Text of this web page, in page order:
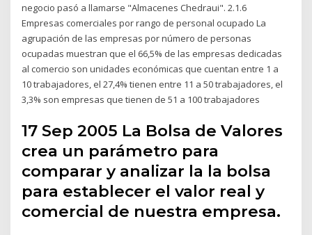
negocio pasó a llamarse "Almacenes Chedraui". 2.1.6
Empresas comerciales por rango de personal ocupado La
agrupación de las empresas por número de personas
ocupadas muestran que el 66,5% de las empresas dedicadas
al comercio son unidades económicas que cuentan entre 1 a
10 trabajadores, el 27,4% tienen entre 11 a 50 trabajadores, el
3,3% son empresas que tienen de 51 a 100 trabajadores
17 Sep 2005 La Bolsa de Valores
crea un parámetro para
comparar y analizar la la bolsa
para establecer el valor real y
comercial de nuestra empresa.